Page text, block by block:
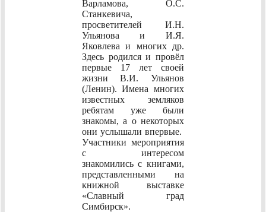
Варламова, О.С.
Станкевича,
просветителей И.Н.
Ульянова и И.Я.
Яковлева и многих др.
Здесь родился и провёл
первые 17 лет своей
жизни В.И. Ульянов
(Ленин). Имена многих
известных земляков
ребятам уже были
знакомы, а о некоторых
они услышали впервые.
Участники мероприятия
с интересом
знакомились с книгами,
представленными на
книжной выставке
«Славный град
Симбирск».